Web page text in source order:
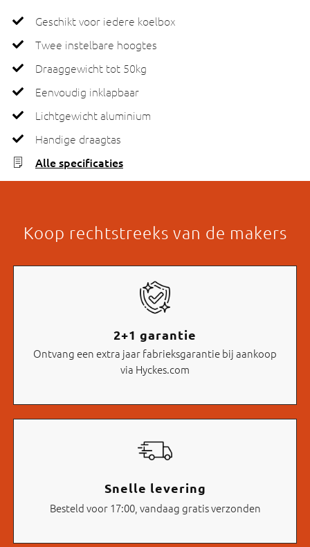
Geschikt voor iedere koelbox
Twee instelbare hoogtes
Draaggewicht tot 50kg
Eenvoudig inklapbaar
Lichtgewicht aluminium
Handige draagtas
Alle specificaties
Koop rechtstreeks van de makers
2+1 garantie
Ontvang een extra jaar fabrieksgarantie bij aankoop
via Hyckes.com
Snelle levering
Besteld voor 17:00, vandaag gratis verzonden